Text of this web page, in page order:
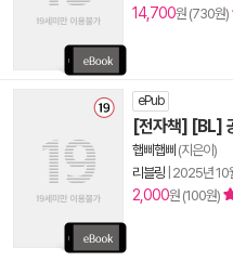
14,700원 (730원)
ePub
[전자책] [BL]
햅삐햅삐 (지은이)
리블링 2025년 10
2,000원 (100원)